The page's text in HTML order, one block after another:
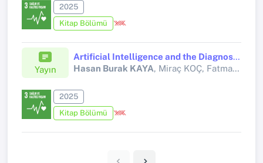
2025
Kitap Bölümü
Yayın
Artificial Intelligence and the Diagnosis of Emergency Conditions
Hasan Burak KAYA, Miraç KOÇ, Fatma Mutlu Kukul GÜVEN
2025
Kitap Bölümü